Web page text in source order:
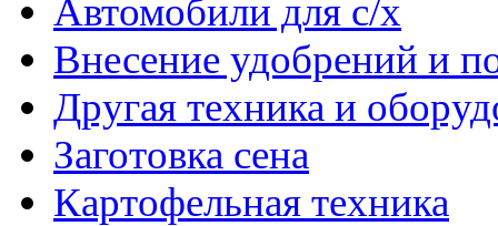
Автомобили для с/х
Внесение удобрений и
Другая техника и
Заготовка сена
Картофельная техника